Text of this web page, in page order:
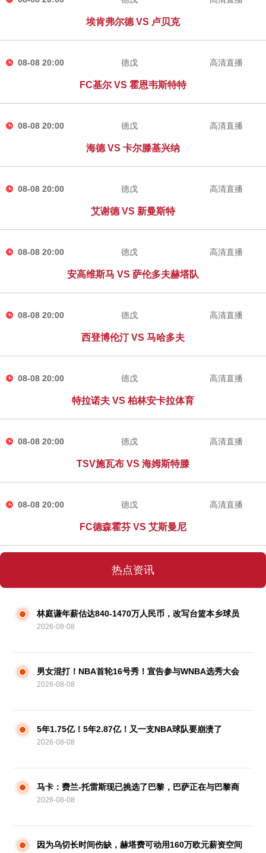
埃肯弗尔德 VS 卢贝克
08-08 20:00 德戊
FC基尔 VS 霍恩韦斯特特
高清直播
08-08 20:00 德戊
海德 VS 卡尔滕基兴纳
高清直播
08-08 20:00 德戊
艾谢德 VS 新曼斯特
高清直播
08-08 20:00 德戊
安高维斯马 VS 萨伦多夫赫塔队
高清直播
08-08 20:00 德戊
西登博伦汀 VS 马哈多夫
高清直播
08-08 20:00 德戊
特拉诺夫 VS 柏林安卡拉体育
高清直播
08-08 20:00 德戊
TSV施瓦布 VS 海姆斯特滕
高清直播
08-08 20:00 德戊
FC德森霍芬 VS 艾斯曼尼
高清直播
热点资讯
林庭谦年薪估达840-1470万人民币，改写台篮本乡球员
薪资纪录
2026-08-08
男女混打！NBA首轮16号秀！宣告参与WNBA选秀大会
2026-08-08
5年1.75亿！5年2.87亿！又一支NBA球队要崩溃了
2026-08-08
马卡：费兰-托雷斯现已挑选了巴黎，巴萨正在与巴黎商
洽
2026-08-08
因为乌切长时间伤缺，赫塔费可动用160万欧元薪资空间